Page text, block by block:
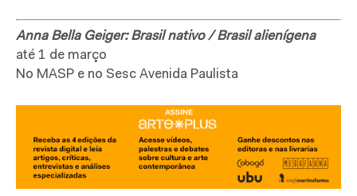
Anna Bella Geiger: Brasil nativo / Brasil alienígena
até 1 de março
No MASP e no Sesc Avenida Paulista